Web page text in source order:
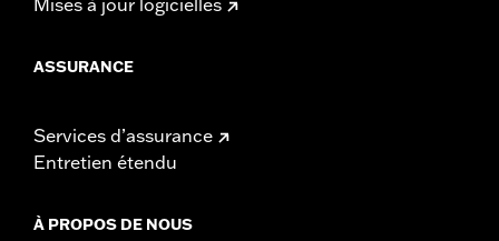
ASSURANCE
Services d’assurance
Entretien étendu
À PROPOS DE NOUS